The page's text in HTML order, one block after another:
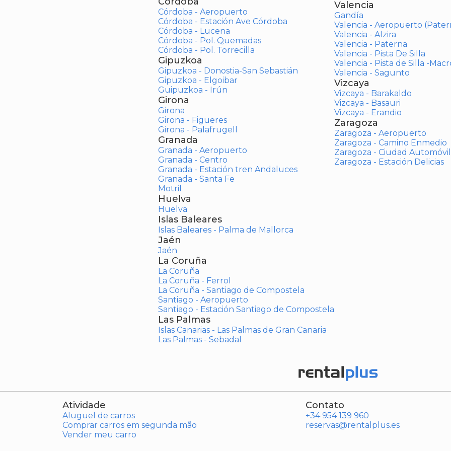
Córdoba - Aeropuerto
Córdoba - Estación Ave Córdoba
Córdoba - Lucena
Córdoba - Pol. Quemadas
Córdoba - Pol. Torrecilla
Gipuzkoa
Gipuzkoa - Donostia-San Sebastián
Gipuzkoa - Elgoibar
Guipuzkoa - Irún
Girona
Girona
Girona - Figueres
Girona - Palafrugell
Granada
Granada - Aeropuerto
Granada - Centro
Granada - Estación tren Andaluces
Granada - Santa Fe
Motril
Huelva
Huelva
Islas Baleares
Islas Baleares - Palma de Mallorca
Jaén
Jaén
La Coruña
La Coruña
La Coruña - Ferrol
La Coruña - Santiago de Compostela
Santiago - Aeropuerto
Santiago - Estación Santiago de Compostela
Las Palmas
Islas Canarias - Las Palmas de Gran Canaria
Las Palmas - Sebadal
Valencia
Gandía
Valencia - Aeropuerto
Valencia - Alzira
Valencia - Paterna
Valencia - Pista De Silla
Valencia - Pista de Silla -
Valencia - Sagunto
Vizcaya
Vizcaya - Barakaldo
Vizcaya - Basauri
Vizcaya - Erandio
Zaragoza
Zaragoza - Aeropuerto
Zaragoza - Camino Enmedio
Zaragoza - Ciudad Automóvil
Zaragoza - Estación Delicias
Atividade
Aluguel de carros
Comprar carros em segunda mão
Vender meu carro
Contato
+34 954 139 960
reservas@rentalplus.es